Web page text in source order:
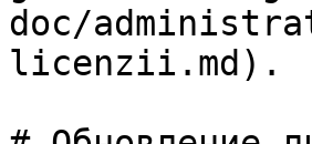
doc/
licenzii.md).